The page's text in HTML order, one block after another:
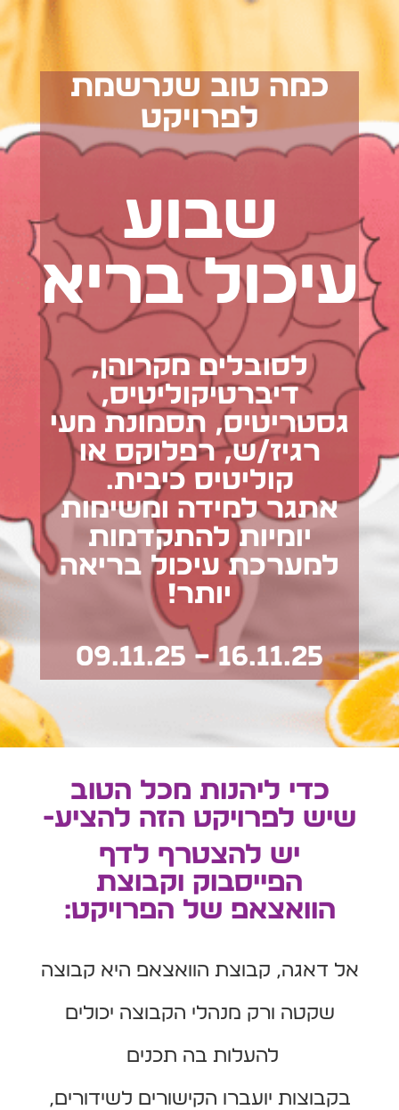
כמה טוב שנרשמת
לפרויקט
שבוע
עיכול בריא
לסובלים מקרוהן,
דיברטיקוליטיס,
גסטריטיס, תסמונת מעי
רגיז/ש, רפלוקס או
קוליטיס כיבית.
אתגר למידה ומשימות
יומיות להתקדמות
למערכת עיכול בריאה
יותר!
16.11.25 – 09.11.25
כדי ליהנות מכל הטוב
שיש לפרויקט הזה להציע-
יש להצטרף לדף
הפייסבוק וקבוצת
הוואצאפ של הפרויקט:
אל דאגה, קבוצת הוואצאפ היא קבוצה
שקטה ורק מנהלי הקבוצה יכולים
להעלות בה תכנים
בקבוצות יועברו הקישורים לשידורים,